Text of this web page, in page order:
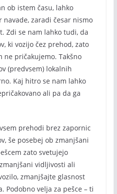
ob istem času, lahko
zaradi česar nismo
Zdi se nam lahko tudi, da
ki vozijo čez prehod, zato
ne pričakujemo. Takšno
(predvsem) lokalnih
Kaj hitro se nam lahko
ali pa da ga
prehodi brez zapornic
še posebej ob zmanjšani
zato svetujejo
vidljivosti ali
zmanjšajte glasnost
Podobno velja za pešce – ti